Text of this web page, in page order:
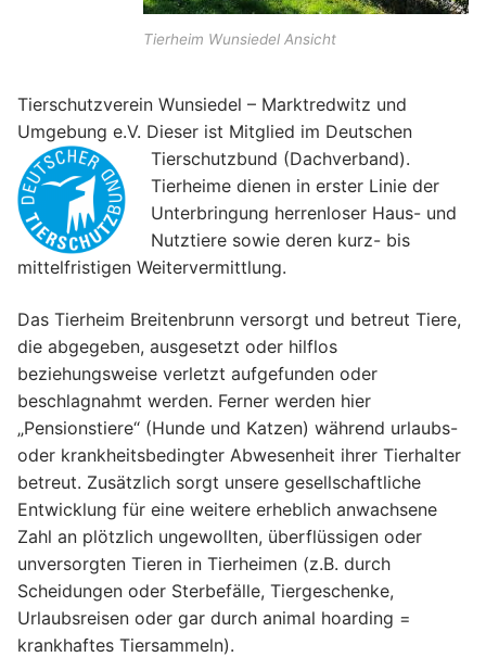
Tierheim Wunsiedel Ansicht
Tierschutzverein Wunsiedel – Marktredwitz und
Umgebung e.V. Dieser ist Mitglied im Deutschen
Tierschutzbund (Dachverband).
Tierheime dienen in erster Linie der
Unterbringung herrenloser Haus- und
Nutztiere sowie deren kurz- bis
mittelfristigen Weitervermittlung.
Das Tierheim Breitenbrunn versorgt und betreut Tiere,
die abgegeben, ausgesetzt oder hilflos
beziehungsweise verletzt aufgefunden oder
beschlagnahmt werden. Ferner werden hier
„Pensionstiere“ (Hunde und Katzen) während urlaubs-
oder krankheitsbedingter Abwesenheit ihrer Tierhalter
betreut. Zusätzlich sorgt unsere gesellschaftliche
Entwicklung für eine weitere erheblich anwachsene
Zahl an plötzlich ungewollten, überflüssigen oder
unversorgten Tieren in Tierheimen (z.B. durch
Scheidungen oder Sterbefälle, Tiergeschenke,
Urlaubsreisen oder gar durch animal hoarding =
krankhaftes Tiersammeln).